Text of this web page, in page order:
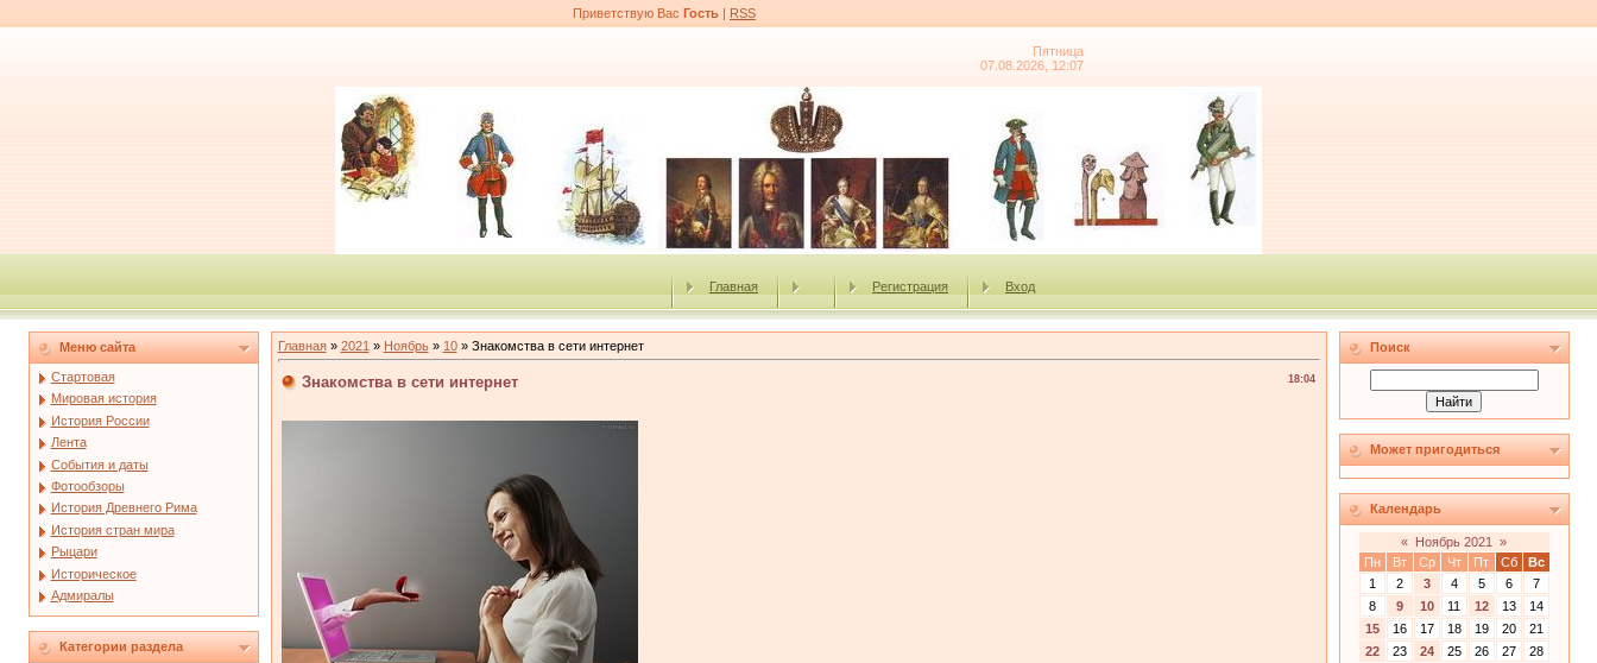
Приветствую Вас Гость | RSS
Пятница
07.08.2026, 12:07
Главная Регистрация Вход
Меню сайта
Стартовая
Мировая история
История России
Лента
События и даты
Фотообзоры
История Древнего Рима
История стран мира
Рыцари
Историческое
Адмиралы
Категории раздела
Главная» 2021 » Ноябрь » 10» Знакомства в сети интернет
18:04
Знакомства в сети интернет
Поиск
Может пригодиться
Календарь
« Ноябрь 2021
»
Пн
Вт Ср Чт Пт Сб
Вс
1
2 3 4 5 6
7
8
9 10 11 12 13
14
15
16 17 18 19 20
21
22
23 24 25 26 27
28